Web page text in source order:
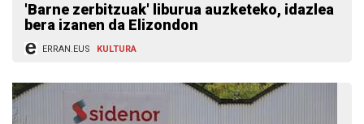
'Barne zerbitzuak' liburua auzketeko, idazlea
bera izanen da Elizondon
ERRAN.EUS KULTURA